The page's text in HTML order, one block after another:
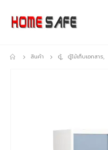
สินค้า ตู้, ตู้ไม้เก็บเอกสาร,